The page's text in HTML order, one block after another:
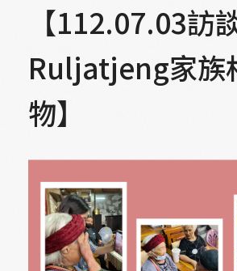
【112.07.03訪
Ruljatjeng家族
物】